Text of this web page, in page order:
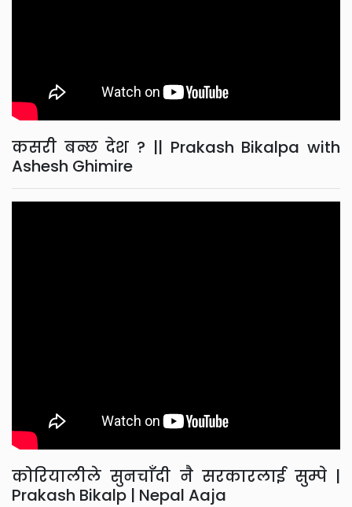
कसरी बन्छ देश ? || Prakash Bikalpa with
Ashesh Ghimire
कोरियालीले सुनचाँदी नै सरकारलाई सुम्पे |
Prakash Bikalp | Nepal Aaja